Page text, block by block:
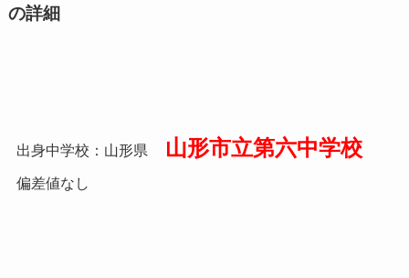
の詳細
出身中学校：山形県 山形市立第六中学校
偏差値なし